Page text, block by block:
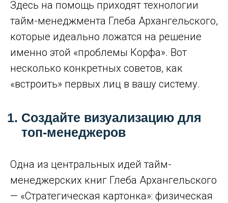
Здесь на помощь приходят технологии
тайм-менеджмента Глеба Архангельского,
которые идеально ложатся на решение
именно этой «проблемы Корфа». Вот
несколько конкретных советов, как
«встроить» первых лиц в вашу систему.
Создайте визуализацию для
топ-менеджеров
Одна из центральных идей тайм-
менеджерских книг Глеба Архангельского
— «Стратегическая картонка»: физическая